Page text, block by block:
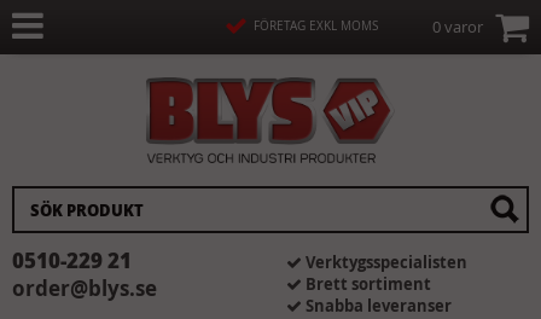
0 varor
FÖRETAG EXKL MOMS
0510-229 21
order@blys.se
Verktygsspecialisten
Brett sortiment
Snabba leveranser